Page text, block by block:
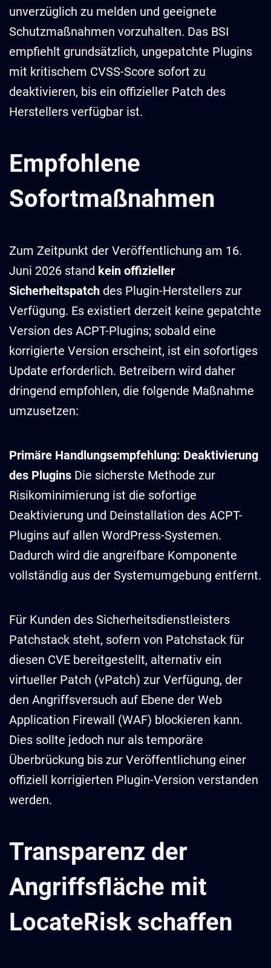
unverzüglich zu melden und geeignete
Schutzmaßnahmen vorzuhalten. Das BSI
empfiehlt grundsätzlich, ungepatchte Plugins
mit kritischem CVSS-Score sofort zu
deaktivieren, bis ein offizieller Patch des
Herstellers verfügbar ist.
Empfohlene
Sofortmaßnahmen
Zum Zeitpunkt der Veröffentlichung am 16.
Juni 2026 stand kein offizieller
Sicherheitspatch des Plugin-Herstellers zur
Verfügung. Es existiert derzeit keine gepatchte
Version des ACPT-Plugins; sobald eine
korrigierte Version erscheint, ist ein sofortiges
Update erforderlich. Betreibern wird daher
dringend empfohlen, die folgende Maßnahme
umzusetzen:
Primäre Handlungsempfehlung: Deaktivierung
des Plugins Die sicherste Methode zur
Risikominimierung ist die sofortige
Deaktivierung und Deinstallation des ACPT-
Plugins auf allen WordPress-Systemen.
Dadurch wird die angreifbare Komponente
vollständig aus der Systemumgebung entfernt.
Für Kunden des Sicherheitsdienstleisters
Patchstack steht, sofern von Patchstack für
diesen CVE bereitgestellt, alternativ ein
virtueller Patch (vPatch) zur Verfügung, der
den Angriffsversuch auf Ebene der Web
Application Firewall (WAF) blockieren kann.
Dies sollte jedoch nur als temporäre
Überbrückung bis zur Veröffentlichung einer
offiziell korrigierten Plugin-Version verstanden
werden.
Transparenz der
Angriffsfläche mit
LocateRisk schaffen